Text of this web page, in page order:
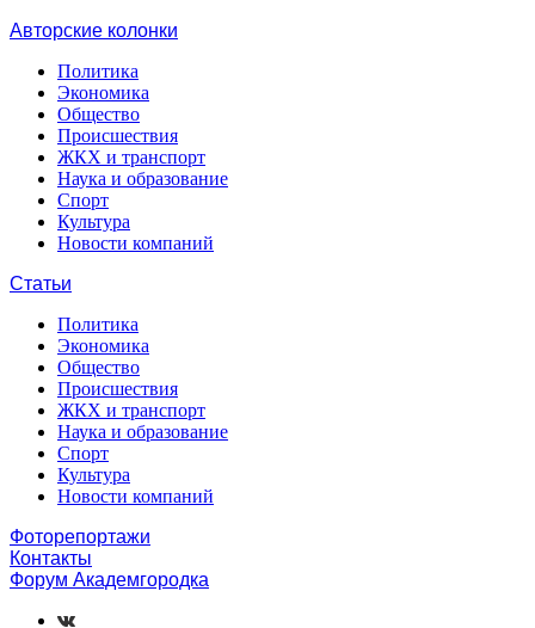
Авторские колонки
Политика
Экономика
Общество
Происшествия
ЖКХ и транспорт
Наука и образование
Спорт
Культура
Новости компаний
Статьи
Политика
Экономика
Общество
Происшествия
ЖКХ и транспорт
Наука и образование
Спорт
Культура
Новости компаний
Фоторепортажи
Контакты
Форум Академгородка